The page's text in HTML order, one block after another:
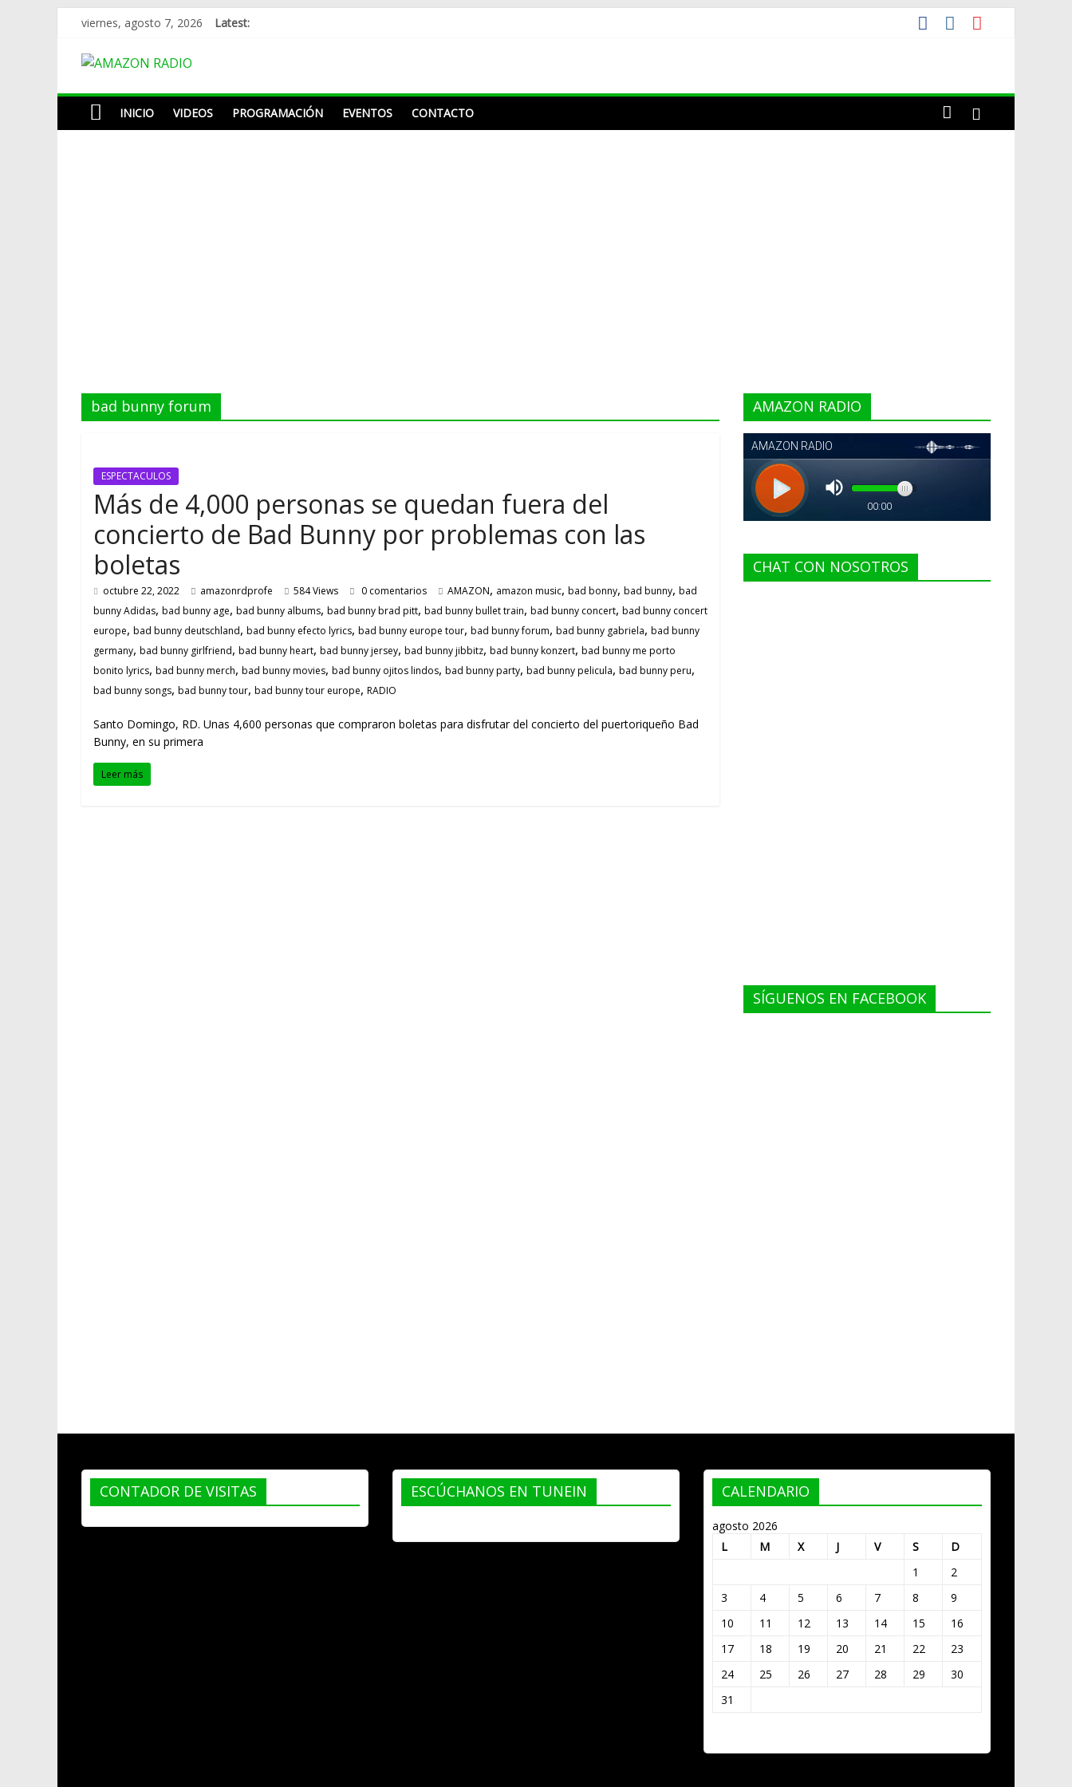
Skip
content
viernes, agosto 7, 2026 Latest:
AMAZON
RADIO
INICIO VIDEOS PROGRAMACIÓN EVENTOS CONTACTO
bad bunny forum
ESPECTACULOS
Más de 4,000 personas se quedan fuera del
concierto de Bad Bunny por problemas con las
boletas
octubre 22, 2022 amazonrdprofe 584 Views 0 comentarios AMAZON, amazon music, bad bonny, bad bunny, bad
bunny Adidas, bad bunny age, bad bunny albums, bad bunny brad pitt, bad bunny bullet train, bad bunny concert, bad bunny concert
europe, bad bunny deutschland, bad bunny efecto lyrics, bad bunny europe tour, bad bunny forum, bad bunny gabriela, bad bunny
germany, bad bunny girlfriend, bad bunny heart, bad bunny jersey, bad bunny jibbitz, bad bunny konzert, bad bunny me porto
bonito lyrics, bad bunny merch, bad bunny movies, bad bunny ojitos lindos, bad bunny party, bad bunny pelicula, bad bunny peru,
bad bunny songs, bad bunny tour, bad bunny tour europe, RADIO
Santo Domingo, RD. Unas 4,600 personas que compraron boletas para disfrutar del concierto del puertoriqueño Bad
Bunny, en su primera
Leer más
AMAZON RADIO
CHAT CON NOSOTROS
SÍGUENOS EN FACEBOOK
CONTADOR DE VISITAS ESCÚCHANOS EN TUNEIN CALENDARIO
agosto 2026
L
M X J V S
D
1
2
3
4 5 6 7 8
9
10
11 12 13 14 15
16
17
18 19 20 21 22
23
24
25 26 27 28 29
30
31